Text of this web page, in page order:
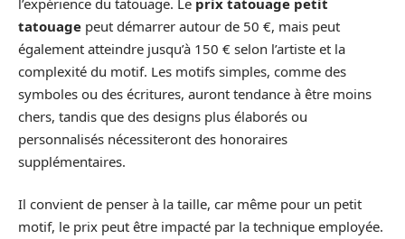
tatouage peut démarrer autour de 50 €, mais peut
également atteindre jusqu’à 150 € selon l’artiste et la
complexité du motif. Les motifs simples, comme des
symboles ou des écritures, auront tendance à être moins
chers, tandis que des designs plus élaborés ou
personnalisés nécessiteront des honoraires
supplémentaires.
Il convient de penser à la taille, car même pour un petit
motif, le prix peut être impacté par la technique employée.